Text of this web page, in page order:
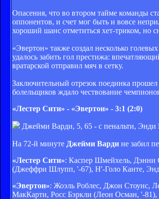
Опасения, что во втором тайме команды
оппонентов, и счет мог быть и вовсе
хороший шанс отметиться хет-триком, но
«Эвертон» также создал несколько
удалось забить гол престижа:
вратарской отправил мяч в сетку.
Заключительный отрезок поединка
болельщиков ждало чествование
«Лестер Сити» - «Эвертон» - 3:1 (2:0)
Джейми Варди, 5, 65 - с пенальти,
На 72-й минуте Джейми Варди не забил
«Лестер Сити»: Каспер Шмейхель, Дэнни
(Джеффри Шлупп, '-67), Н'-Голо Канте,
«Эвертон»: Жоэль Роблес, Джон Стоунс,
МакКарти, Росс Бэркли (Леон Осман, '-